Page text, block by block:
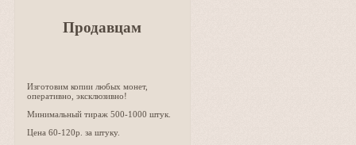
Продавцам
Изготовим копии любых монет,
оперативно, эксклюзивно!
Минимальный тираж 500-1000 штук.
Цена 60-120р. за штуку.